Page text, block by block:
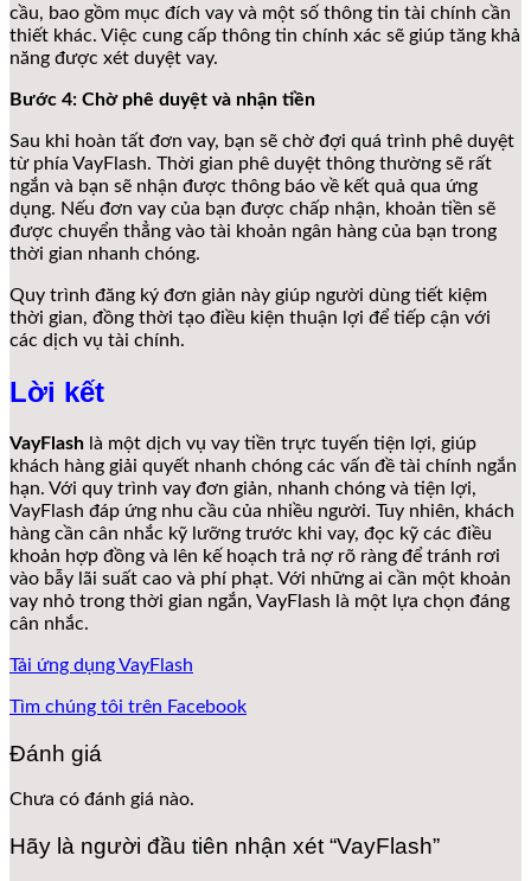
cầu, bao gồm mục đích vay và một số thông tin tài chính cần
thiết khác. Việc cung cấp thông tin chính xác sẽ giúp tăng khả
năng được xét duyệt vay.
Bước 4: Chờ phê duyệt và nhận tiền
Sau khi hoàn tất đơn vay, bạn sẽ chờ đợi quá trình phê duyệt
từ phía VayFlash. Thời gian phê duyệt thông thường sẽ rất
ngắn và bạn sẽ nhận được thông báo về kết quả qua ứng
dụng. Nếu đơn vay của bạn được chấp nhận, khoản tiền sẽ
được chuyển thẳng vào tài khoản ngân hàng của bạn trong
thời gian nhanh chóng.
Quy trình đăng ký đơn giản này giúp người dùng tiết kiệm
thời gian, đồng thời tạo điều kiện thuận lợi để tiếp cận với
các dịch vụ tài chính.
Lời kết
VayFlash là một dịch vụ vay tiền trực tuyến tiện lợi, giúp
khách hàng giải quyết nhanh chóng các vấn đề tài chính ngắn
hạn. Với quy trình vay đơn giản, nhanh chóng và tiện lợi,
VayFlash đáp ứng nhu cầu của nhiều người. Tuy nhiên, khách
hàng cần cân nhắc kỹ lưỡng trước khi vay, đọc kỹ các điều
khoản hợp đồng và lên kế hoạch trả nợ rõ ràng để tránh rơi
vào bẫy lãi suất cao và phí phạt. Với những ai cần một khoản
vay nhỏ trong thời gian ngắn, VayFlash là một lựa chọn đáng
cân nhắc.
Tải ứng dụng VayFlash
Tìm chúng tôi trên Facebook
Đánh giá
Chưa có đánh giá nào.
Hãy là người đầu tiên nhận xét “VayFlash”